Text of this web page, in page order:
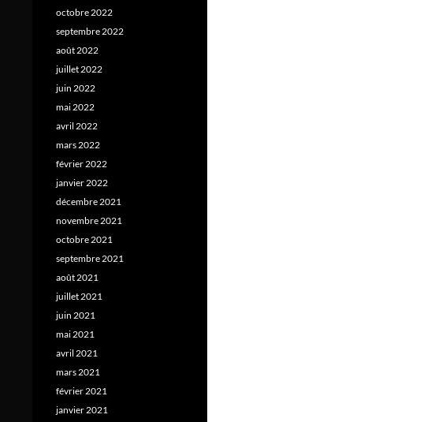
octobre 2022
septembre 2022
août 2022
juillet 2022
juin 2022
mai 2022
avril 2022
mars 2022
février 2022
janvier 2022
décembre 2021
novembre 2021
octobre 2021
septembre 2021
août 2021
juillet 2021
juin 2021
mai 2021
avril 2021
mars 2021
février 2021
janvier 2021